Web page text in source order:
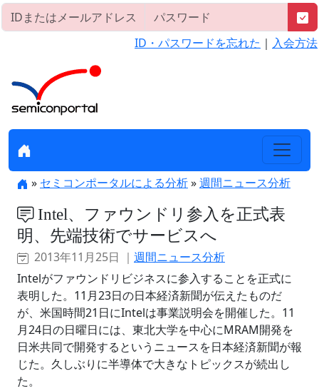
ID・パスワードを忘れた ｜ 入会方法
» セミコンポータルによる分析»週間ニュース分析
Intel、ファウンドリ参入を正式表
明、先端技術でサービスへ
2013年11月25日 ｜ 週間ニュース分析
Intelがファウンドリビジネスに参入することを正式に
表明した。11月23日の日本経済新聞が伝えたものだ
が、米国時間21日にIntelは事業説明会を開催した。11
月24日の日曜日には、東北大学を中心にMRAM開発を
日米共同で開発するというニュースを日本経済新聞が報
じた。久しぶりに半導体で大きなトピックスが続出し
た。